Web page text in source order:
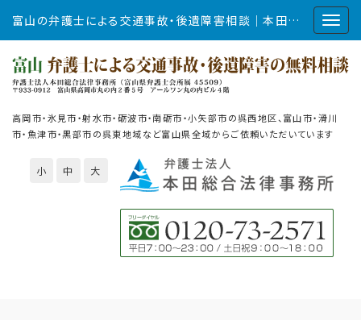
富山の弁護士による交通事故・後遺障害相談｜本田総合法律事務所
高岡市・氷見市・射水市・砺波市・南砺市・小矢部市の呉西地区、富山市・滑川
市・魚津市・黒部市の呉東地域など富山県全域からご依頼いただいています
小 中 大